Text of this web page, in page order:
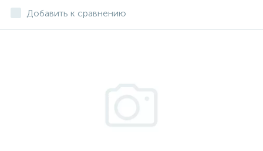
Добавить к сравнению